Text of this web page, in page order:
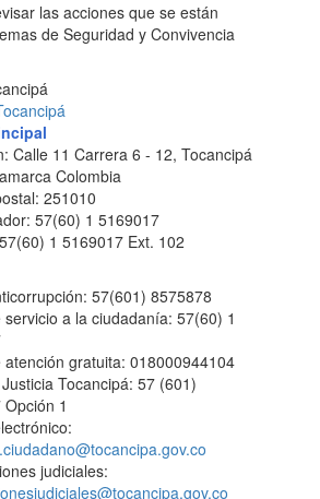
las acciones que se están
de Seguridad y Convivencia
Calle 11 Carrera 6 - 12, Tocancipá
Colombia
251010
57(60) 1 5169017
1 5169017 Ext. 102
57(601) 8575878
servicio a la ciudadanía: 57(60) 1
atención gratuita: 018000944104
Tocancipá: 57 (601)
1
judiciales: